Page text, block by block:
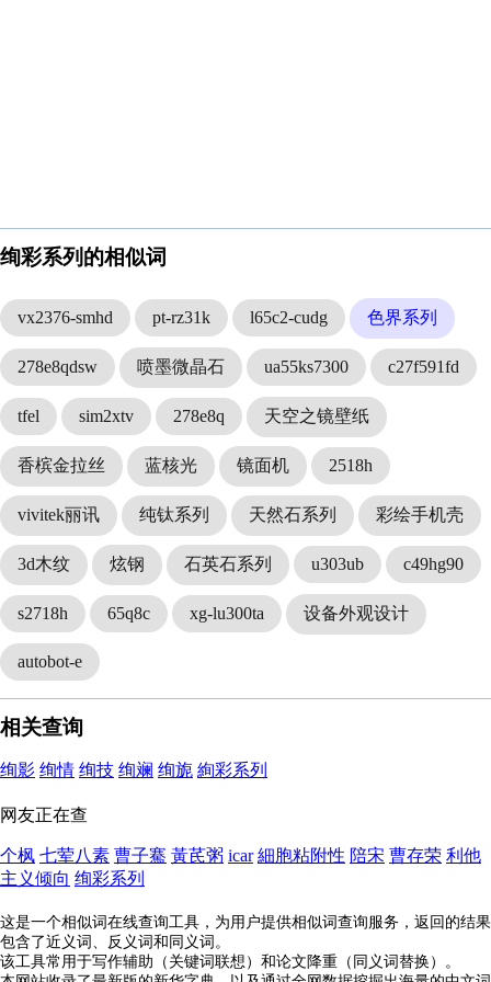
绚彩系列的相似词
vx2376-smhd pt-rz31k l65c2-cudg 色界系列
278e8qdsw 喷墨微晶石 ua55ks7300 c27f591fd
tfel sim2xtv 278e8q 天空之镜壁纸
香槟金拉丝 蓝核光 镜面机 2518h
vivitek丽讯 纯钛系列 天然石系列 彩绘手机壳
3d木纹 炫钢 石英石系列 u303ub c49hg90
s2718h 65q8c xg-lu300ta 设备外观设计
autobot-e
相关查询
绚影 绚情 绚技 绚斓 绚旎 絢彩系列
网友正在查
个枫 七荤八素 曹子騫 黃芪粥 icar 細胞粘附性 陪宋 曹存荣 利他
主义倾向 绚彩系列
这是一个相似词在线查询工具，为用户提供相似词查询服务，返回的结果
包含了近义词、反义词和同义词。
该工具常用于写作辅助（关键词联想）和论文降重（同义词替换）。